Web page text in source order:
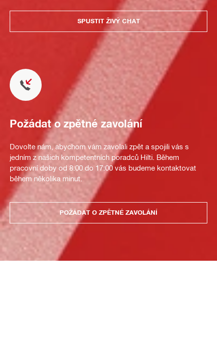
SPUSTIT ŽIVÝ CHAT
Požádat o zpětné zavolání
Dovolte nám, abychom vám zavolali zpět a spojili vás s
jedním z našich kompetentních poradců Hilti. Během
pracovní doby od 8:00 do 17:00 vás budeme kontaktovat
během několika minut.
POŽÁDAT O ZPĚTNÉ ZAVOLÁNÍ